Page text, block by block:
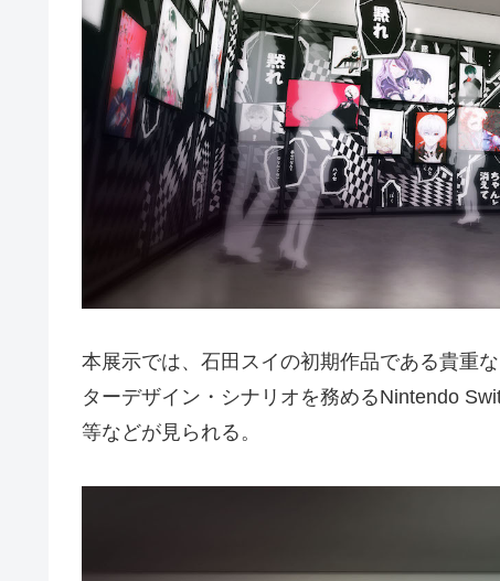
本展示では、石田スイの初期作品である貴重
ターデザイン・シナリオを務めるNintendo
等などが見られる。